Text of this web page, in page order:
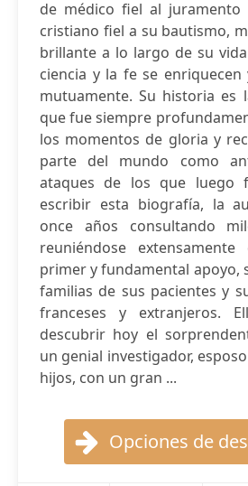
de médico fiel al juramento
cristiano fiel a su bautismo,
brillante a lo largo de su
ciencia y la fe se
mutuamente. Su historia es
que fue siempre
los momentos de gloria y
parte del mundo como
ataques de los que luego
escribir esta biografía, la
once años consultando
reuniéndose
primer y fundamental apoyo,
familias de sus pacientes y
franceses y extranjeros.
descubrir hoy el
un genial investigador,
hijos, con un gran ...
Opciones de